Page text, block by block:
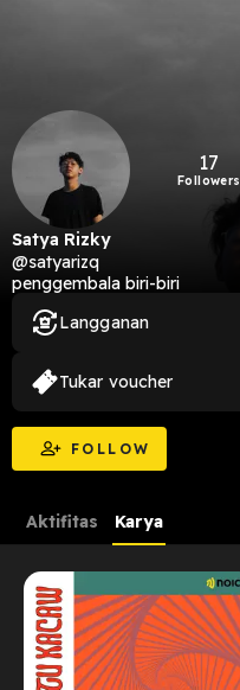
17
Followers
Satya Rizky
@satyarizq
penggembala biri-biri
FOLLOW
Langganan
Tukar voucher
Aktifitas Karya